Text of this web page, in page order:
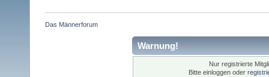
Das Männerforum
Warnung!
Nur registrierte
Bitte einloggen oder